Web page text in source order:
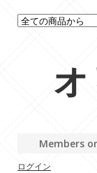
Members
ログイン